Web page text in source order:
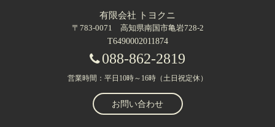
有限会社 トヨクニ
〒783-0071 高知県南国市亀岩728-2
T6490002011874
088-862-2819
営業時間：平日10時～16時（土日祝定休）
お問い合わせ